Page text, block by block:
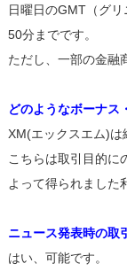
日曜日のGMT（グ
50分までです。
ただし、一部の金融
どのようなボーナス
XM(エックスエム)は
こちらは取引目的に
よって得られました
ニュース発表時の取
はい、可能です。